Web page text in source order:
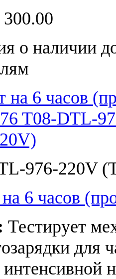
о наличии
976-220V
6 часов
Тестирует
для